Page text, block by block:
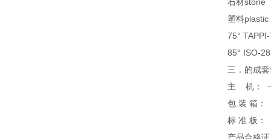
塑料plastic
75°
85° ISO-
三． 的成
主 机：
包 装 箱：
标 准 板：